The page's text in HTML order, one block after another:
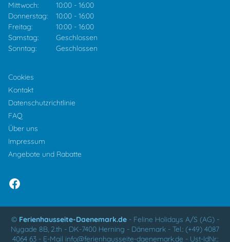
Mittwoch:
10:00 - 16:00
Donnerstag:
10:00 - 16:00
Freitag:
10:00 - 16:00
Samstag:
Geschlossen
Sonntag:
Geschlossen
Cookies
Kontakt
Datenschutzrichtlinie
FAQ
Über uns
Impressum
Angebote und Rabatte
© Ferienhausseite-Daenemark.de- Feline Holidays A/S (AG)-
Nygade 8B, 2.th - DK-7400 Herning - Dänemark - Tel.: (+49) 4087
4064 63- E-Mail info@ferienhausseite-daenemark.de - Ust-IdNr.: